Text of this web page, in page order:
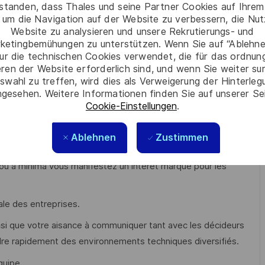
dass Thales und seine Partner Cookies auf
um die Navigation auf der Website zu verbessern, die
Website zu analysieren und unsere Rekrutierungs- und
zu unterstützen. Wenn Sie auf
die technischen Cookies verwendet, die für das
der Website erforderlich sind, und wenn Sie weiter
zu treffen, wird dies als Verweigerung der
Weitere Informationen finden Sie auf unserer
Cookie-Einstellungen.
Ablehnen Zustimmen
opportunités commerciales et rédaction de propositions
une spécialisation dans la stratégie digitale, l’innovation ou
2 ans au sein d'une société de conseil ?
et maitrisez les mises en œuvre de stratégies de
GCP, OVH).
à minima vous manifestez un intérêt marqué pour les
des entreprises.
que votre aisance à communiquer tant avec les décideurs
rapidement des environnements techniques diversifiés.